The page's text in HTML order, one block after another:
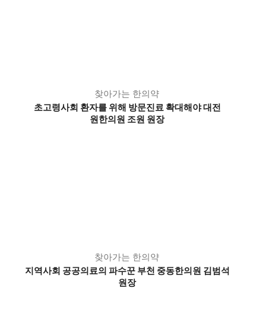
찾아가는 한의약
초고령사회 환자를 위해 방문진료 확대해야 대전
원한의원 조원 원장
찾아가는 한의약
지역사회 공공의료의 파수꾼 부천 중동한의원 김범석
원장